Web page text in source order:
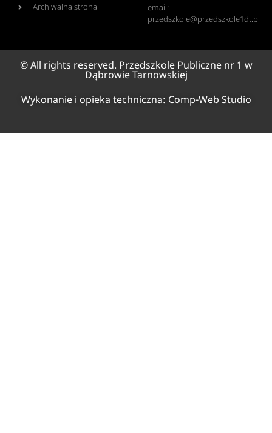
Archiwalna strona
email:
przedszkole@przedszkole1dt.pl
© All rights reserved. Przedszkole Publiczne nr 1 w
Dąbrowie Tarnowskiej
Wykonanie i opieka techniczna: Comp-Web Studio